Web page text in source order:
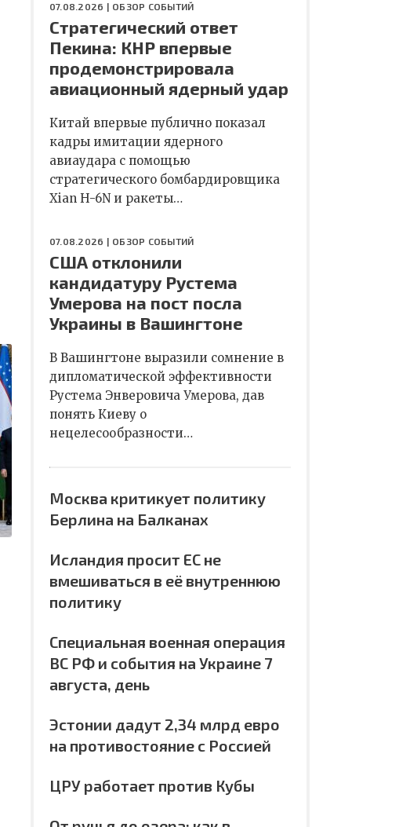
07.08.2026 | ОБЗОР СОБЫТИЙ
Стратегический ответ
Пекина: КНР впервые
продемонстрировала
авиационный ядерный удар
Китай впервые публично показал
кадры имитации ядерного
авиаудара с помощью
стратегического бомбардировщика
Xian H-6N и ракеты…
07.08.2026 | ОБЗОР СОБЫТИЙ
США отклонили
кандидатуру Рустема
Умерова на пост посла
Украины в Вашингтоне
В Вашингтоне выразили сомнение в
дипломатической эффективности
Рустема Энверовича Умерова, дав
понять Киеву о
нецелесообразности…
Москва критикует политику
Берлина на Балканах
Исландия просит ЕС не
вмешиваться в её внутреннюю
политику
Специальная военная операция
ВС РФ и события на Украине 7
августа, день
Эстонии дадут 2,34 млрд евро
на противостояние с Россией
ЦРУ работает против Кубы